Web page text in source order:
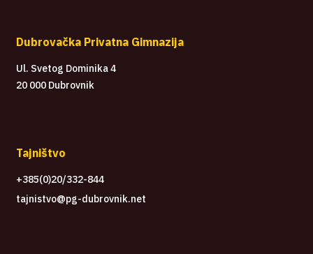
Dubrovačka Privatna Gimnazija
Ul. Svetog Dominika 4
20 000 Dubrovnik
Tajništvo
+385(0)20/332-844
tajnistvo@pg-dubrovnik.net